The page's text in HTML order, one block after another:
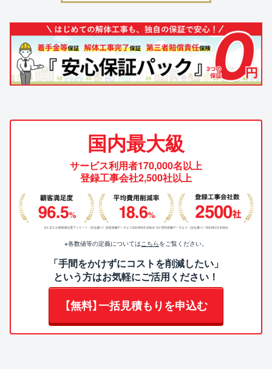
国内最大級
サービス利用者170,000名以上
登録工事会社2,500社以上
※各数値等の定義については こちらをご覧ください。
「手間をかけずにコストを削減したい」
という方はお気軽にご活用ください！
【無料】一括見積もりを申込む